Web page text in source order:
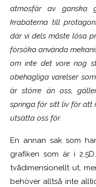
atmosfär av ganska
krabaterna till
där vi dels måste lösa
försöka använda
om inte det vore nog
obehagliga varelser
är större än oss,
springa för sitt liv för att
utsätta oss för.
En annan sak som
grafiken som är i
tvådimensionellt ut,
behöver alltså inte